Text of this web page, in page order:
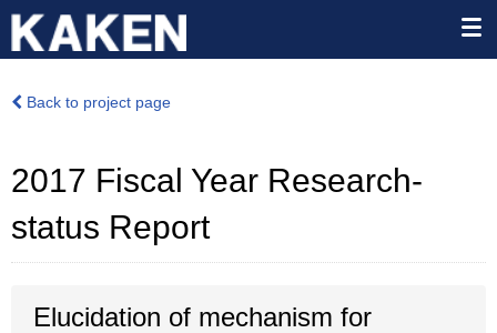
Back to project page
2017 Fiscal Year Research-
status Report
Elucidation of mechanism for